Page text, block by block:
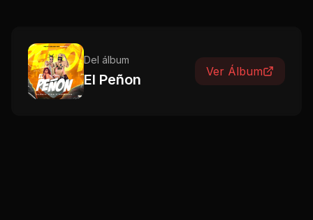
Del álbum
El Peñon Ver Álbum